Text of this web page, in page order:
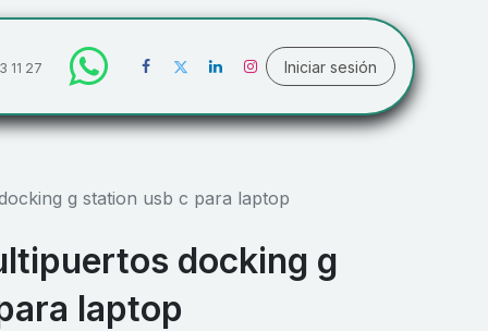
11 27 Iniciar sesión
g station usb c para laptop
docking g
laptop